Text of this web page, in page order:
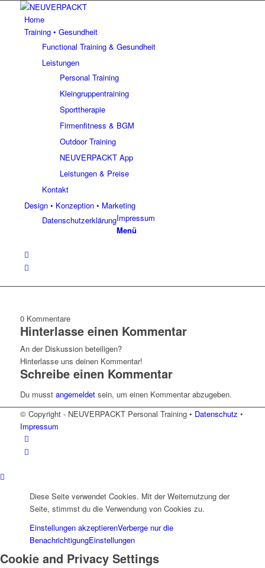
Home
Training • Gesundheit
Functional Training & Gesundheit
Leistungen
Personal Training
Kleingruppentraining
Sporttherapie
Firmenfitness & BGM
Outdoor Training
NEUVERPACKT App
Leistungen & Preise
Kontakt
Design • Konzeption • Marketing
Impressum
Datenschutzerklärung
Menü
0 Kommentare
Hinterlasse einen Kommentar
An der Diskussion beteiligen?
Hinterlasse uns deinen Kommentar!
Schreibe einen Kommentar
Du musst angemeldetsein, um einen Kommentar abzugeben.
© Copyright - NEUVERPACKT Personal Training • Datenschutz •
Impressum
Diese Seite verwendet Cookies. Mit der Weiternutzung der
Seite, stimmst du die Verwendung von Cookies zu.
Einstellungen akzeptierenVerberge nur die
BenachrichtigungEinstellungen
Cookie and Privacy Settings